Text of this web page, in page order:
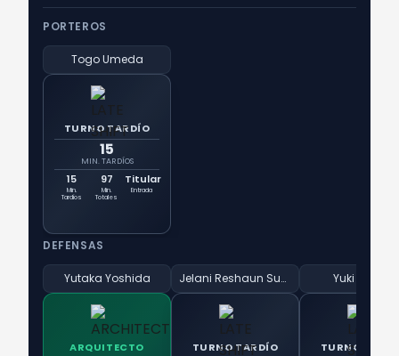
PORTEROS
Togo Umeda
TURNO TARDÍO
15
MIN. TARDÍOS
15
Min.
Tardíos
97
Min.
Totales
Titular
Entrada
DEFENSAS
Yutaka Yoshida
ARQUITECTO
Jelani Reshaun Sumiyoshi
TURNO TARDÍO
Yuki Honda
TURNO